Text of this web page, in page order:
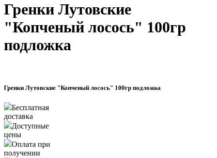
Гренки Лутовские
"Копченый лосось" 100гр
подложка
Гренки Лутовские "Копченый лосось" 100гр подложка
Бесплатная
доставка
Доступные
цены
Оплата при
получении